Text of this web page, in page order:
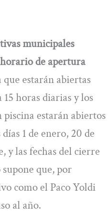
municipales
de apertura
estarán abiertas
horas diarias y los
estarán abiertos
1 de enero, 20 de
y las fechas del cierre
que, por
como el Paco Yoldi
al año.